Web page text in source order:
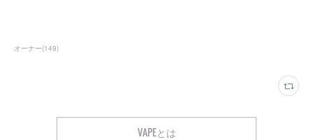
オーナー(149)
VAPEとは